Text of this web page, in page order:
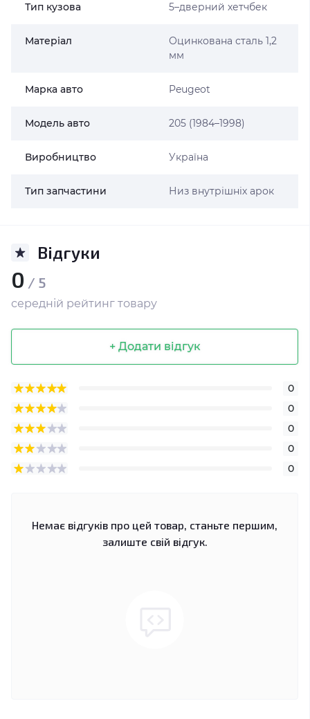
Тип кузова 5–дверний хетчбек
Матеріал
Оцинкована сталь 1,2
мм
Марка авто Peugeot
Модель авто 205 (1984–1998)
Виробництво Україна
Тип запчастини Низ внутрішніх арок
Відгуки
0 / 5
середній рейтинг товару
+ Додати відгук
0
0
0
0
0
Немає відгуків про цей товар, станьте першим,
залиште свій відгук.